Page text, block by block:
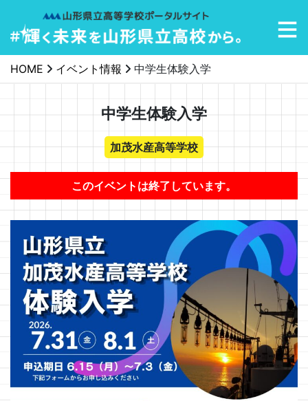
メインナビゲーション
HOME イベント情報 中学生体験入学
中学生体験入学
加茂水産高等学校
このイベントは終了しています。